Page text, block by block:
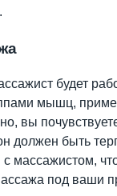
будет
мышц,
вы
должен быть
массажистом,
под ваши